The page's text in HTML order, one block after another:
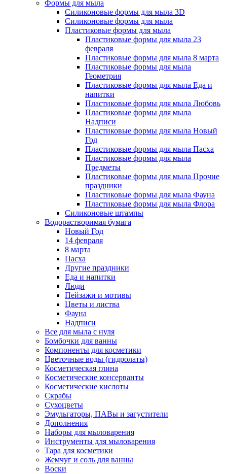
Формы для мыла
Силиконовые формы для мыла 3D
Силиконовые формы для мыла
Пластиковые формы для мыла
Пластиковые формы для мыла 23
февраля
Пластиковые формы для мыла 8 марта
Пластиковые формы для мыла
Геометрия
Пластиковые формы для мыла Еда и
напитки
Пластиковые формы для мыла Любовь
Пластиковые формы для мыла
Надписи
Пластиковые формы для мыла Новый
Год
Пластиковые формы для мыла Пасха
Пластиковые формы для мыла
Предметы
Пластиковые формы для мыла Прочие
праздники
Пластиковые формы для мыла Фауна
Пластиковые формы для мыла Флора
Силиконовые штампы
Водорастворимая бумага
Новый Год
14 февраля
8 марта
Пасха
Другие праздники
Еда и напитки
Люди
Пейзажи и мотивы
Цветы и листва
Фауна
Надписи
Все для мыла с нуля
Бомбочки для ванны
Компоненты для косметики
Цветочные воды (гидролаты)
Косметическая глина
Косметические консерванты
Косметические кислоты
Скрабы
Сухоцветы
Эмульгаторы, ПАВы и загустители
Дополнения
Наборы для мыловарения
Инструменты для мыловарения
Тара для косметики
Жемчуг и соль для ванны
Воски